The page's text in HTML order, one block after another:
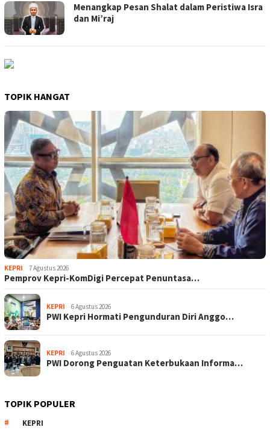
Menangkap Pesan Shalat dalam Peristiwa Isra
dan Mi’raj
TOPIK HANGAT
KEPRI 7 Agustus 2026
Pemprov Kepri-KomDigi Percepat Penuntasa…
KEPRI 6 Agustus 2026
PWI Kepri Hormati Pengunduran Diri Anggo…
KEPRI 6 Agustus 2026
PWI Dorong Penguatan Keterbukaan Informa…
TOPIK POPULER
KEPRI